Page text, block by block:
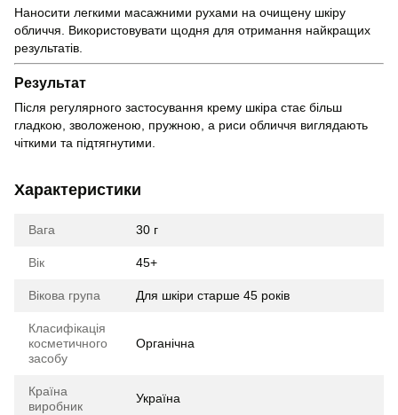
Наносити легкими масажними рухами на очищену шкіру
обличчя. Використовувати щодня для отримання найкращих
результатів.
Результат
Після регулярного застосування крему шкіра стає більш
гладкою, зволоженою, пружною, а риси обличчя виглядають
чіткими та підтягнутими.
Характеристики
Вага 30 г
Вік 45+
Вікова група Для шкіри старше 45 років
Класифікація
косметичного
засобу
Органічна
Країна
виробник
Україна